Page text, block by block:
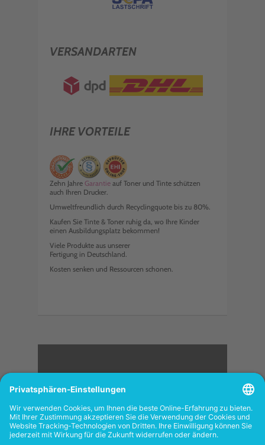
VERSANDARTEN
IHRE VORTEILE
Zehn Jahre Garantie auf Toner und Tinte schützen
auch Ihren Drucker.
Umweltfreundlich durch Recyclingquote bis zu 80%.
Kaufen Sie Tinte & Toner ruhig da, wo Ihre Kinder
einen Ausbildungsplatz bekommen!
Viele Produkte aus unserer
Fertigung in Deutschland.
Kosten senken und Ressourcen schonen.
<
FOLGEN SIE UNS